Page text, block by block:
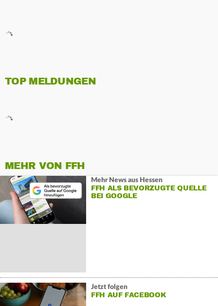
TOP MELDUNGEN
MEHR VON FFH
Mehr News aus Hessen
FFH ALS BEVORZUGTE QUELLE
BEI GOOGLE
Jetzt folgen
FFH AUF FACEBOOK